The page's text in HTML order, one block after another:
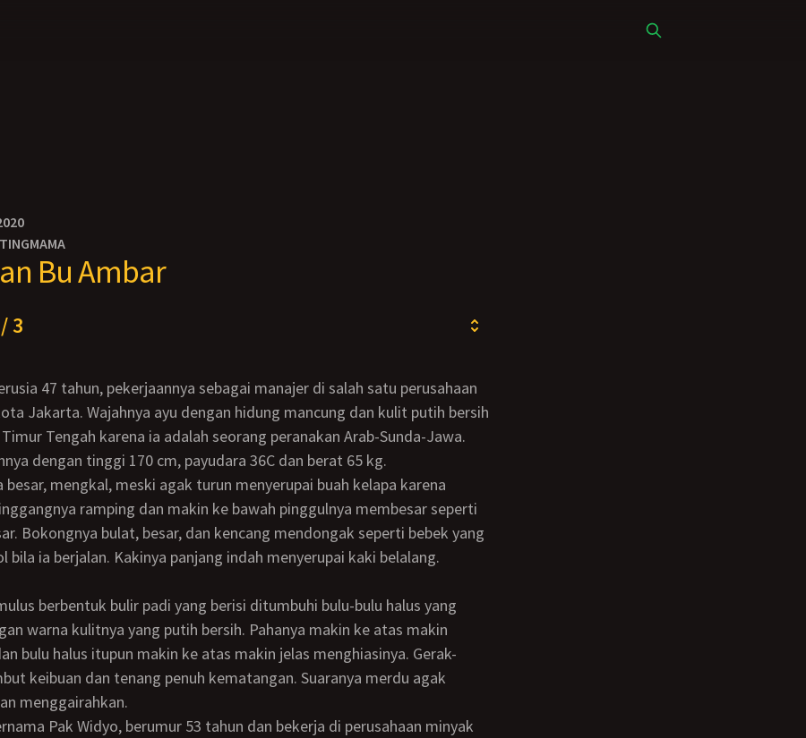
Bu Ambar
3
Jakarta. Wajahnya ayu dengan hidung mancung dan kulit putih bersih
Tengah karena ia adalah seorang peranakan Arab-Sunda-Jawa.
dengan tinggi 170 cm, payudara 36C dan berat 65 kg.
ramping dan makin ke bawah pinggulnya membesar seperti
Bokongnya bulat, besar, dan kencang mendongak seperti bebek yang
bila ia berjalan. Kakinya panjang indah menyerupai kaki belalang.
warna kulitnya yang putih bersih. Pahanya makin ke atas makin
bulu halus itupun makin ke atas makin jelas menghiasinya. Gerak-
keibuan dan tenang penuh kematangan. Suaranya merdu agak
menggairahkan.